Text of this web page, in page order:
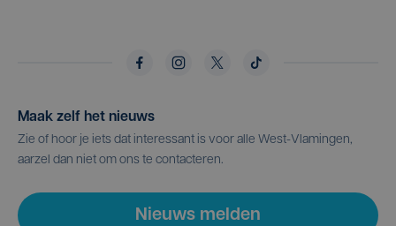
Maak zelf het nieuws
Zie of hoor je iets dat interessant is voor alle West-Vlamingen,
aarzel dan niet om ons te contacteren.
Nieuws melden